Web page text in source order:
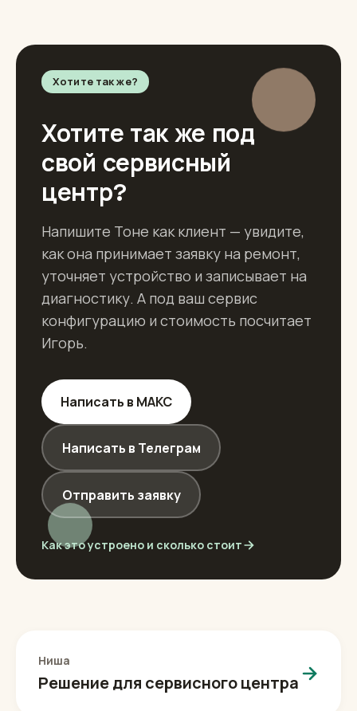
Хотите так же?
Хотите так же под
свой сервисный
центр?
Напишите Тоне как клиент — увидите,
как она принимает заявку на ремонт,
уточняет устройство и записывает на
диагностику. А под ваш сервис
конфигурацию и стоимость посчитает
Игорь.
Написать в МАКС
Написать в Телеграм
Отправить заявку
Как это устроено и сколько стоит
Ниша
Решение для сервисного центра